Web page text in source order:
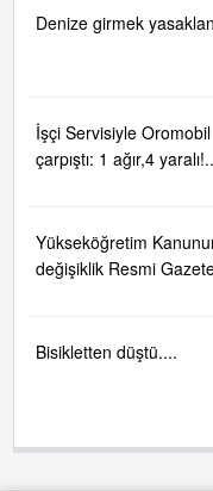
Denize girmek
İşçi Servisiyle Oromobil
çarpıştı: 1 ağır,4
Yükseköğretim
değişiklik Resmi
Bisikletten düştü....